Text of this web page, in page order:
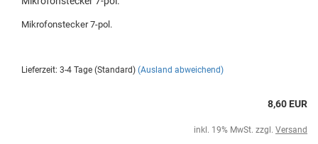
Mikrofonstecker 7-pol.
Lieferzeit: 3-4 Tage (Standard) (Ausland abweichend)
8,60 EUR
inkl. 19% MwSt. zzgl. Versand